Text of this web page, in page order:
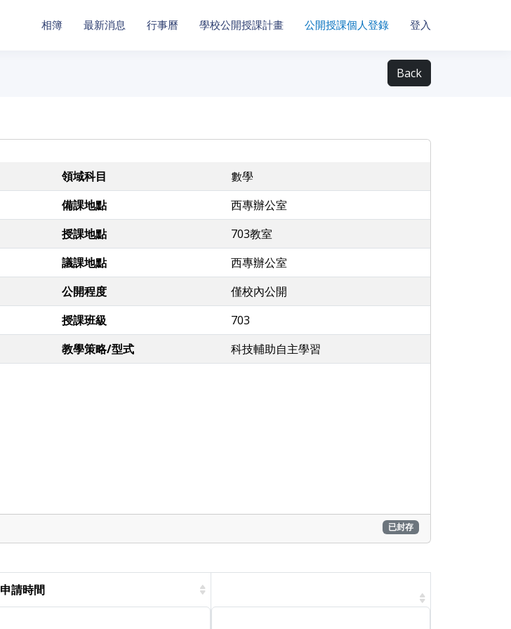
相簿 最新消息 行事曆 學校公開授課計畫 公開授課個人登錄 登入
Back
領域科目
數學
備課地點
西專辦公室
授課地點
703教室
議課地點
西專辦公室
公開程度
僅校內公開
授課班級
703
教學策略/型式 科技輔助自主學習
已封存
申請時間